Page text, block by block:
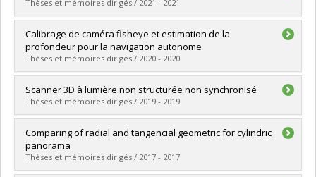
Grade :M. Sc.
Lien vers le document dans Papyrus
Thèses et mémoires dirigés / 2021 - 2021
Graduate :Hurtubise, Nicolas
Cycle :Master's
Grade :M. Sc.
Lien vers le document dans Papyrus
Calibrage de caméra fisheye et estimation de la
profondeur pour la navigation autonome
Thèses et mémoires dirigés / 2020 - 2020
Graduate : Brousseau, Pierre-André
Cycle : Master's
Grade :M. Sc.
Lien vers le document dans Papyrus
Scanner 3D à lumière non structurée non synchronisé
Thèses et mémoires dirigés / 2019 - 2019
Graduate :El Asmi, Chaima
Cycle :Master's
Grade :M. Sc.
Lien vers le document dans Papyrus
Comparing of radial and tangencial geometric for cylindric
panorama
Thèses et mémoires dirigés / 2017 - 2017